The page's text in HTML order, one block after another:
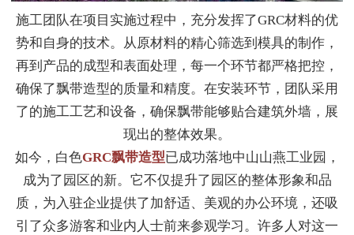
施工团队在项目实施过程中，充分发挥了GRC材料的优
势和自身的技术。从原材料的精心筛选到模具的制作，
再到产品的成型和表面处理，每一个环节都严格把控，
确保了飘带造型的质量和精度。在安装环节，团队采用
了的施工工艺和设备，确保飘带能够贴合建筑外墙，展
现出的整体效果。
如今，白色GRC飘带造型已成功落地中山山燕工业园，
成为了园区的新。它不仅提升了园区的整体形象和品
质，为入驻企业提供了加舒适、美观的办公环境，还吸
引了众多游客和业内人士前来参观学习。许多人对这一